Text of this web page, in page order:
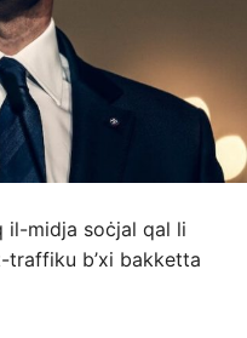
il-midja soċjal qal li
traffiku b’xi bakketta